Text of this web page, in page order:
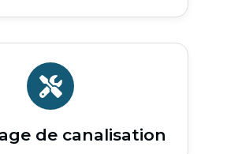
de canalisation